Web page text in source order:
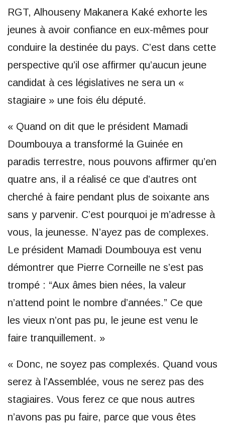
RGT, Alhouseny Makanera Kaké exhorte les
jeunes à avoir confiance en eux-mêmes pour
conduire la destinée du pays. C’est dans cette
perspective qu’il ose affirmer qu’aucun jeune
candidat à ces législatives ne sera un «
stagiaire » une fois élu député.
« Quand on dit que le président Mamadi
Doumbouya a transformé la Guinée en
paradis terrestre, nous pouvons affirmer qu’en
quatre ans, il a réalisé ce que d’autres ont
cherché à faire pendant plus de soixante ans
sans y parvenir. C’est pourquoi je m’adresse à
vous, la jeunesse. N’ayez pas de complexes.
Le président Mamadi Doumbouya est venu
démontrer que Pierre Corneille ne s’est pas
trompé : “Aux âmes bien nées, la valeur
n’attend point le nombre d’années.” Ce que
les vieux n’ont pas pu, le jeune est venu le
faire tranquillement. »
« Donc, ne soyez pas complexés. Quand vous
serez à l’Assemblée, vous ne serez pas des
stagiaires. Vous ferez ce que nous autres
n’avons pas pu faire, parce que vous êtes